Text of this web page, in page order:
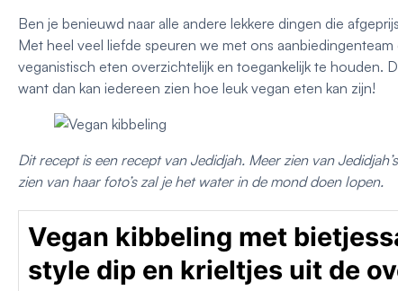
Ben je benieuwd naar alle andere lekkere dingen die
Met heel veel liefde speuren we met ons
veganistisch eten overzichtelijk en toegankelijk te houden.
want dan kan iedereen zien hoe leuk vegan eten kan zijn!
Dit recept is een recept van Jedidjah. Meer zien van
zien van haar foto’s zal je het water in de mond doen lopen.
Vegan kibbeling met
style dip en krieltjes uit de